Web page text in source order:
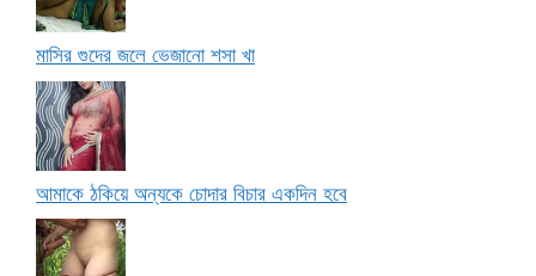
মাসির গুদের জলে ভেজানো শসা খা
আমাকে ঠকিয়ে অন্যকে চোদার বিচার একদিন হবে